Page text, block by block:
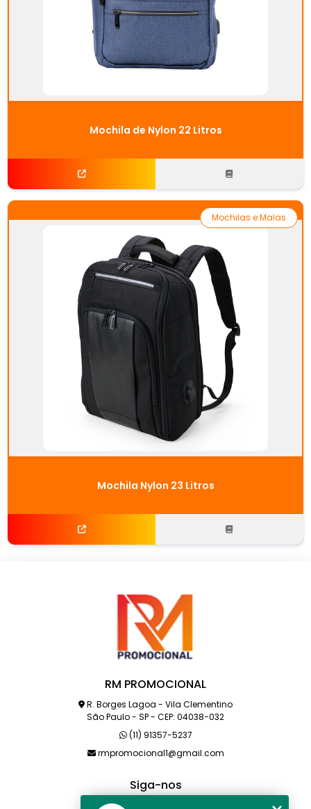
Mochila de Nylon 22 Litros
Mochila Nylon 23 Litros
Mochilas e Malas
RM PROMOCIONAL
R. Borges Lagoa - Vila Clementino
São Paulo - SP - CEP: 04038-032
(11) 91357-5237
rmpromocional1@gmail.com
Siga-nos